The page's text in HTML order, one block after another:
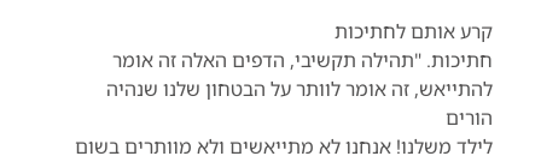
קרע אותם לחתיכות
חתיכות. "תהילה תקשיבי, הדפים האלה זה אומר
להתייאש, זה אומר לוותר על הבטחון שלנו שנהיה
הורים
לילד משלנו! אנחנו לא מתייאשים ולא מוותרים בשום